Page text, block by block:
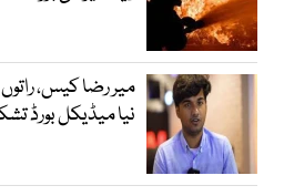
میر رضا کیس،
نیا میڈیکل بورڈ